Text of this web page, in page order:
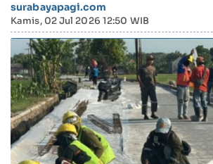
surabayapagi.com
Kamis, 02 Jul 2026 12:50 WIB